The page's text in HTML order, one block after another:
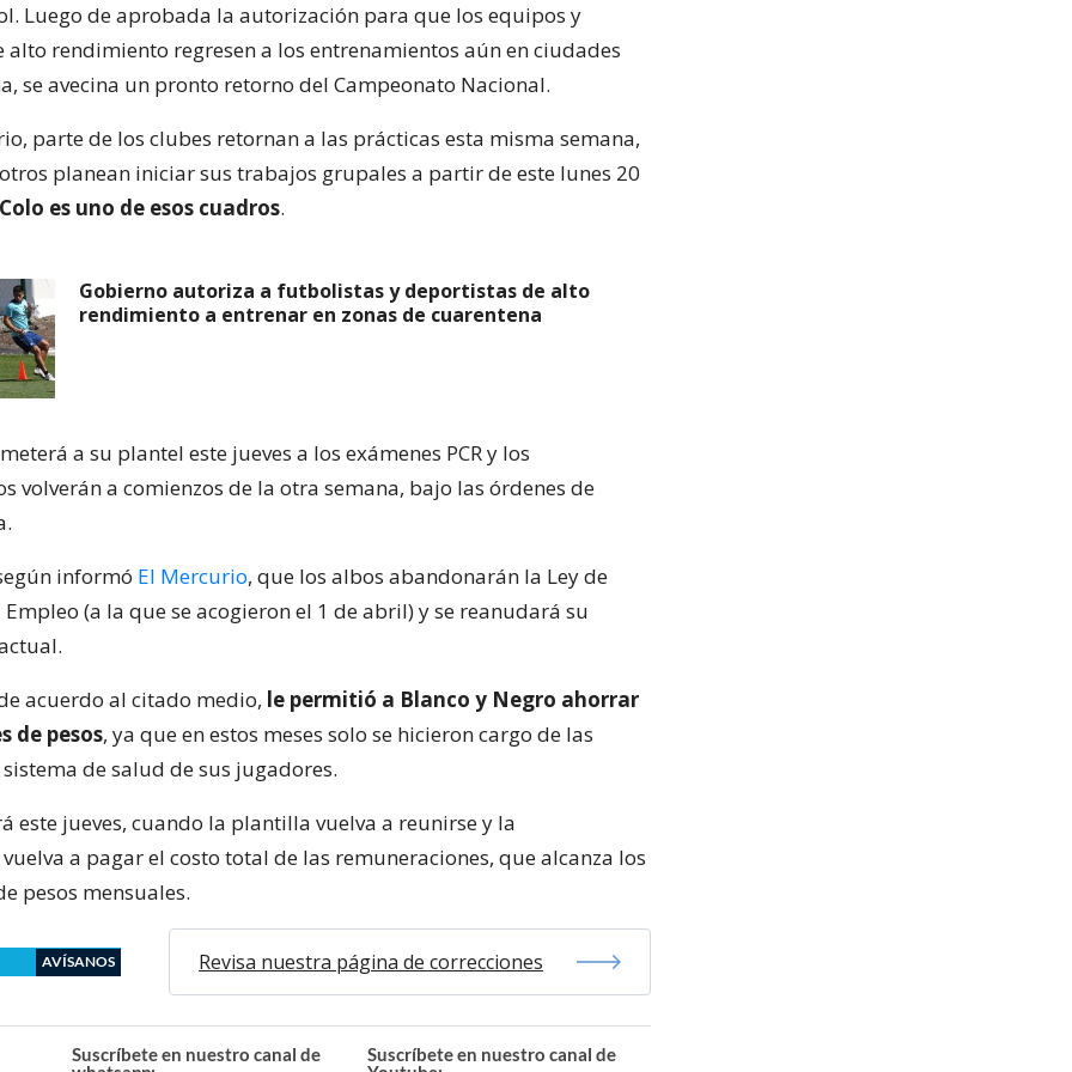
Luego de aprobada la autorización para que los equipos y
alto rendimiento regresen a los entrenamientos aún en ciudades
se avecina un pronto retorno del Campeonato Nacional.
parte de los clubes retornan a las prácticas esta misma semana,
planean iniciar sus trabajos grupales a partir de este lunes 20
es uno de esos cuadros.
Gobierno autoriza a futbolistas y deportistas de alto
rendimiento a entrenar en zonas de cuarentena
a su plantel este jueves a los exámenes PCR y los
volverán a comienzos de la otra semana, bajo las órdenes de
informó El Mercurio, que los albos abandonarán la Ley de
(a la que se acogieron el 1 de abril) y se reanudará su
acuerdo al citado medio, le permitió a Blanco y Negro ahorrar
de pesos, ya que en estos meses solo se hicieron cargo de las
de salud de sus jugadores.
este jueves, cuando la plantilla vuelva a reunirse y la
a pagar el costo total de las remuneraciones, que alcanza los
pesos mensuales.
AVÍSANOS Revisa nuestra página de correcciones
Suscríbete en nuestro canal de
Suscríbete en nuestro canal de